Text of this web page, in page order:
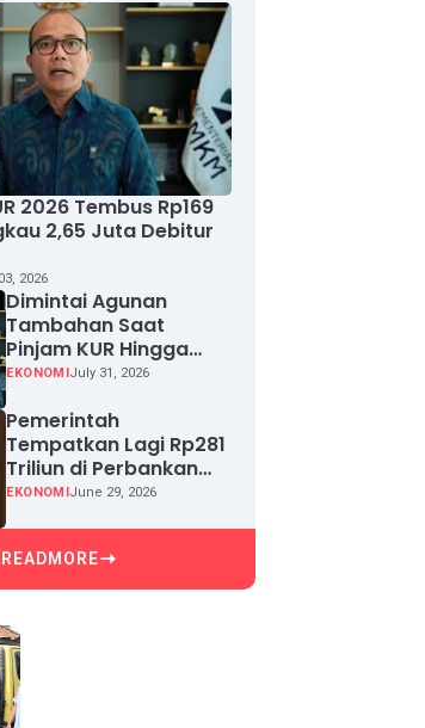
2026 Tembus Rp169
2,65 Juta Debitur
2026
Dimintai Agunan
Tambahan Saat
Pinjam KUR Hingga
Rp100 Juta, Segera
EKONOMI July 31, 2026
Pemerintah
Tempatkan Lagi Rp281
Triliun di Perbankan
demi Jaga Likuiditas
EKONOMI June 29, 2026
READMORE